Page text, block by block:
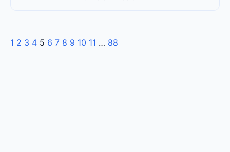
1 2 3 4 5 6 7 8 9 10 11 … 88